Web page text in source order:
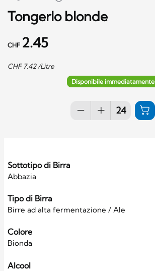
Tongerlo blonde
CHF 2.45
CHF 7.42/Litre
Disponibile immediatamente
Sottotipo di Birra
Abbazia
Tipo di Birra
Birre ad alta fermentazione / Ale
Colore
Bionda
Alcool